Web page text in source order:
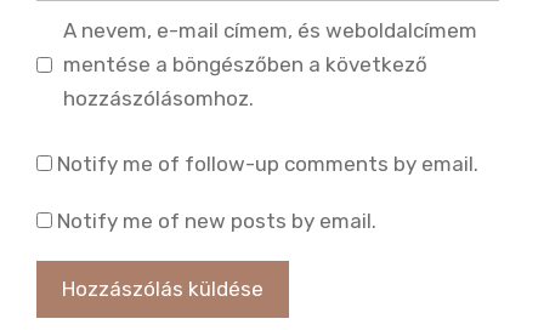
A nevem, e-mail címem, és weboldalcímem
mentése a böngészőben a következő
hozzászólásomhoz.
Notify me of follow-up comments by email.
Notify me of new posts by email.